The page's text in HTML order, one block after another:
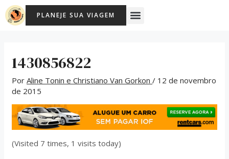
para
PLANEJE SUA VIAGEM Menu
1430856822
PorAline Tonin e Christiano Van Gorkon/ 12 de novembro
de 2015
(Visited 7 times, 1 visits today)
Post
navigation